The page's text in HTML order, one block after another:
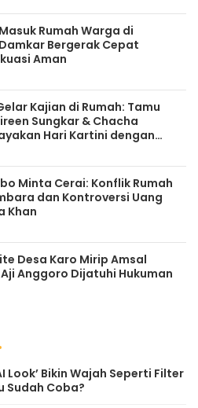
Rumah Warga di
Bergerak Cepat
Aman
Kajian di Rumah: Tamu
Sungkar & Chacha
Hari Kartini dengan
Minta Cerai: Konflik Rumah
dan Kontroversi Uang
Khan
Desa Karo Mirip Amsal
Anggoro Dijatuhi Hukuman
Look’ Bikin Wajah Seperti Filter
Sudah Coba?